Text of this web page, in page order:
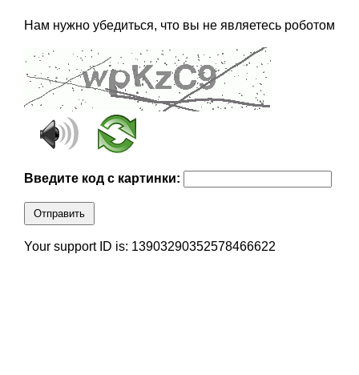
Нам нужно убедиться, что вы не являетесь роботом
Введите код с картинки:
Отправить
Your support ID is: 13903290352578466622